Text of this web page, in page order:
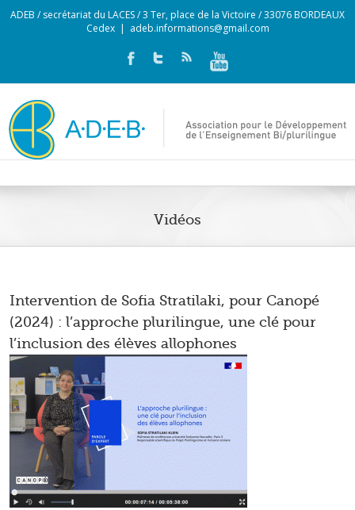
ADEB / secrétariat du LACES / 3 Ter, place de la Victoire / 33076 BORDEAUX
Cedex | adeb.informations@gmail.com
Vidéos
Intervention de Sofia Stratilaki, pour Canopé
(2024) : l’approche plurilingue, une clé pour
l’inclusion des élèves allophones